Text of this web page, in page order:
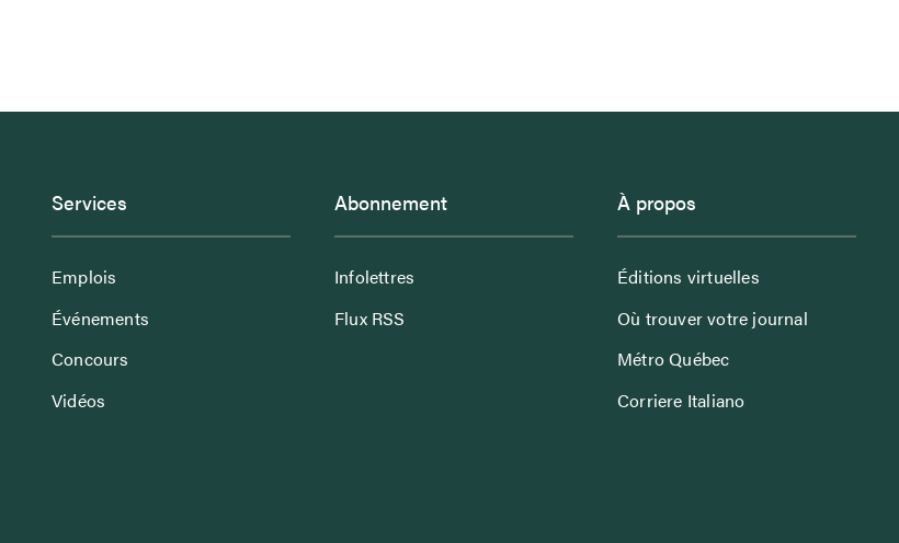
Services
Emplois
Événements
Concours
Vidéos
Abonnement
Infolettres
Flux RSS
À propos
Éditions virtuelles
Où trouver votre journal
Métro Québec
Corriere Italiano